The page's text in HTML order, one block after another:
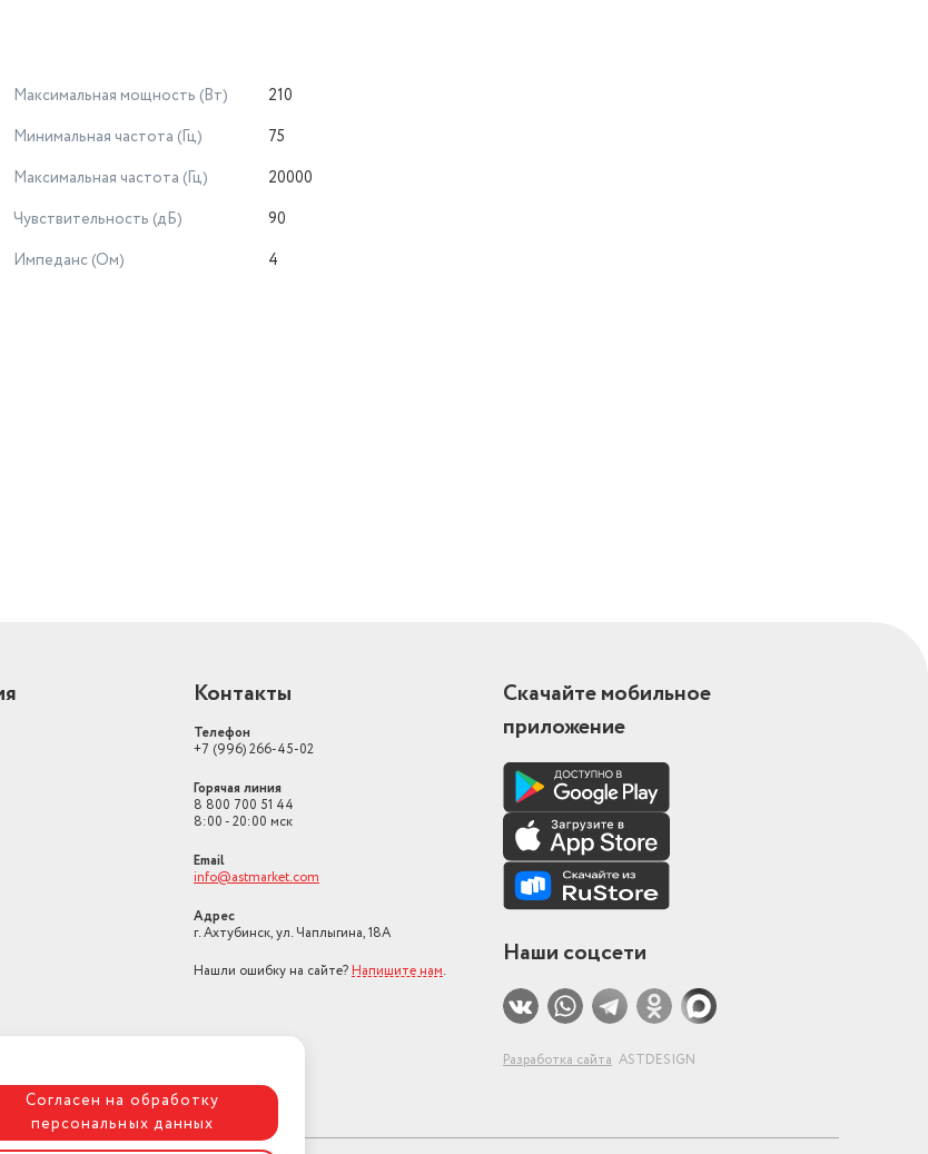
Максимальная мощность (Вт)
210
Минимальная частота (Гц)
75
Максимальная частота (Гц)
20000
Чувствительность (дБ)
90
Импеданс (Ом)
4
Контакты
Телефон
+7 (996) 266-45-02
Горячая линия
8 800 700 51 44
8:00 - 20:00 мск
Email
info@astmarket.com
Адрес
г. Ахтубинск, ул. Чаплыгина, 18А
Нашли ошибку на сайте? Напишите нам.
Скачайте мобильное
приложение
Наши соцсети
Разработка сайта ASTDESIGN
Согласен на обработку
персональных данных